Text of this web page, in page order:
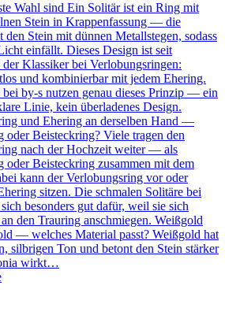
Wahl sind Ein Solitär ist ein Ring mit
Stein in Krappenfassung — die
den Stein mit dünnen Metallstegen, sodass
einfällt. Dieses Design ist seit
der Klassiker bei Verlobungsringen:
und kombinierbar mit jedem Ehering.
by-s nutzen genau dieses Prinzip — ein
Linie, kein überladenes Design.
und Ehering an derselben Hand —
oder Beisteckring? Viele tragen den
nach der Hochzeit weiter — als
oder Beisteckring zusammen mit dem
kann der Verlobungsring vor oder
sitzen. Die schmalen Solitäre bei
besonders gut dafür, weil sie sich
den Trauring anschmiegen. Weißgold
— welches Material passt? Weißgold hat
silbrigen Ton und betont den Stein stärker
wirkt…